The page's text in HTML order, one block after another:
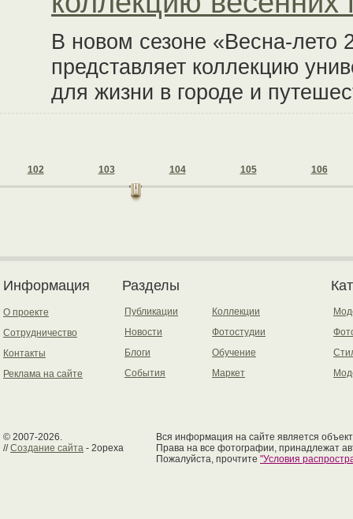
В новом сезоне «Весна-лето
представляет коллекцию
для жизни в городе и
102 103 104 105 106
Информация
О проекте
Сотрудничество
Контакты
Реклама на сайте
Разделы
Публикации
Новости
Блоги
События
Коллекции
Фотостудии
Обучение
Маркет
© 2007-2026.
//Создание сайта - 2opexa
Вся информация на сайте является
Права на все фотографии, принадлежат
Пожалуйста, прочтите "Условия